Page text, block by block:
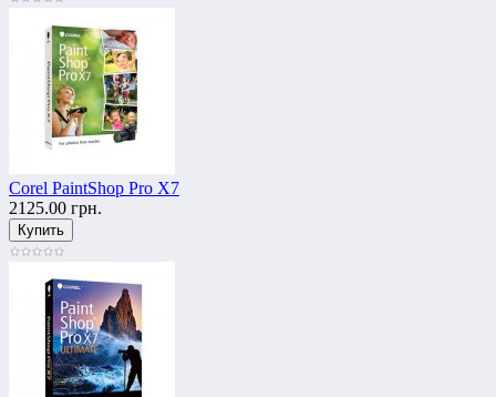
Corel PaintShop Pro X7
2125.00 грн.